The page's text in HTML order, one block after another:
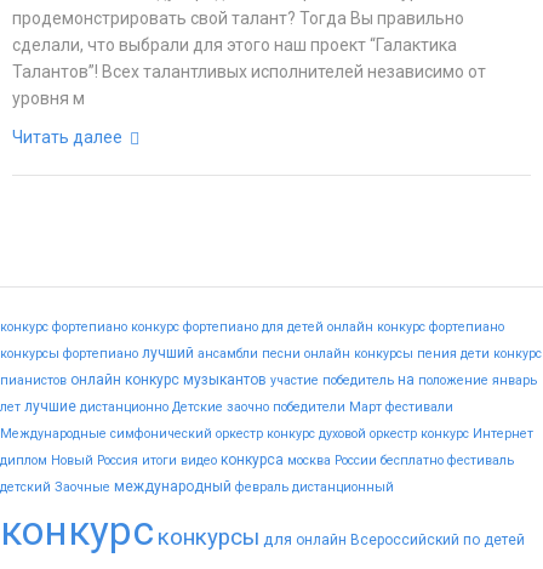
продемонстрировать свой талант? Тогда Вы правильно
сделали, что выбрали для этого наш проект “Галактика
Талантов”! Всех талантливых исполнителей независимо от
уровня м
Читать далее
конкурс фортепиано конкурс фортепиано для детей онлайн конкурс фортепиано
конкурсы фортепиано лучший ансамбли песни онлайн конкурсы пения дети конкурс
пианистов онлайн конкурс музыкантов участие победитель на положение январь
лет лучшие дистанционно Детские заочно победители Март фестивали
Международные симфонический оркестр конкурс духовой оркестр конкурс Интернет
диплом Новый Россия итоги видео конкурса москва России бесплатно фестиваль
детский Заочные международный февраль дистанционный
конкурс конкурсы для онлайн Всероссийский по детей